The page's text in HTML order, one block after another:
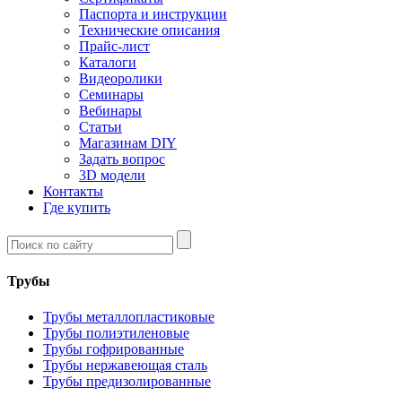
Паспорта и инструкции
Технические описания
Прайс-лист
Каталоги
Видеоролики
Семинары
Вебинары
Статьи
Магазинам DIY
Задать вопрос
3D модели
Контакты
Где купить
Трубы
Трубы металлопластиковые
Трубы полиэтиленовые
Трубы гофрированные
Трубы нержавеющая сталь
Трубы предизолированные